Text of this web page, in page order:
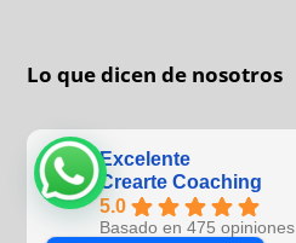
Lo que dicen de nosotros
Excelente
Crearte Coaching
5.0
Basado en 475 opiniones